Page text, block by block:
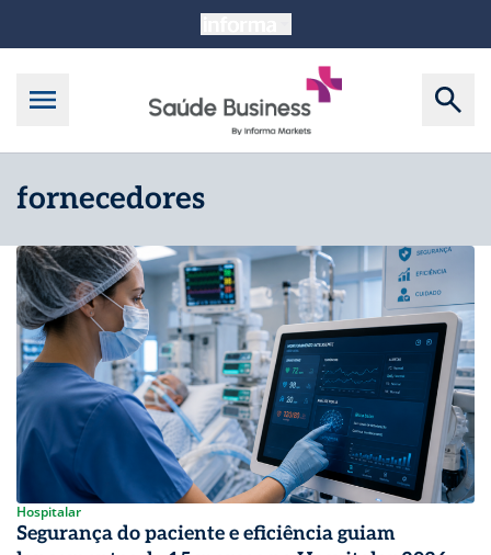
fornecedores
Hospitalar
Segurança do paciente e eficiência guiam